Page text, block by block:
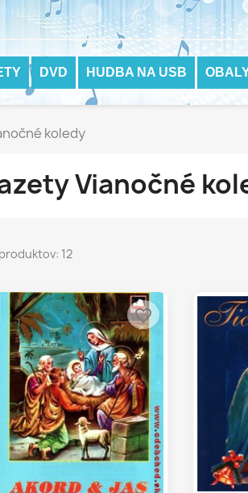
DVD HUDBA NA USB
koledy
Vianočné
12
favorite_border